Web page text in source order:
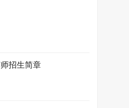
招生简章